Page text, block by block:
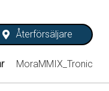
Återförsäljare
MoraMMIX_Tronic